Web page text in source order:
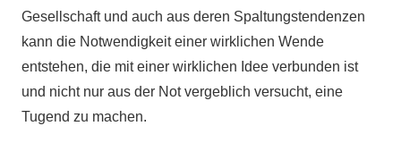
Gesellschaft und auch aus deren Spaltungstendenzen
kann die Notwendigkeit einer wirklichen Wende
entstehen, die mit einer wirklichen Idee verbunden ist
und nicht nur aus der Not vergeblich versucht, eine
Tugend zu machen.